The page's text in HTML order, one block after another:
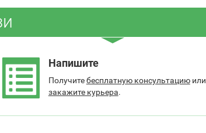
Напишите
Получитебесплатную консультациюили
закажите курьера.